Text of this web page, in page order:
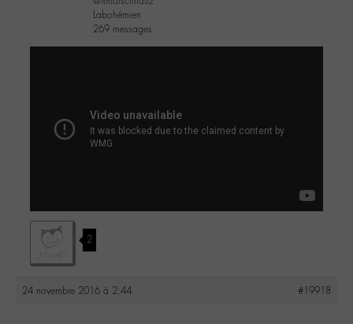
Labohémien
269 messages
2
24 novembre 2016 à 2:44 #19918